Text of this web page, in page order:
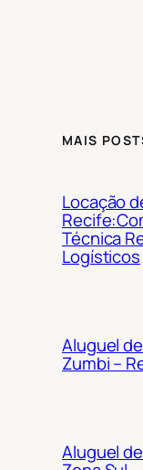
MAIS
Locação
Técnica
Logísticos
Aluguel
Zumbi –
Aluguel